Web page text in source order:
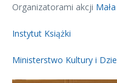
Organizatorami akcji
Instytut Książki
Ministerstwo Kultury i